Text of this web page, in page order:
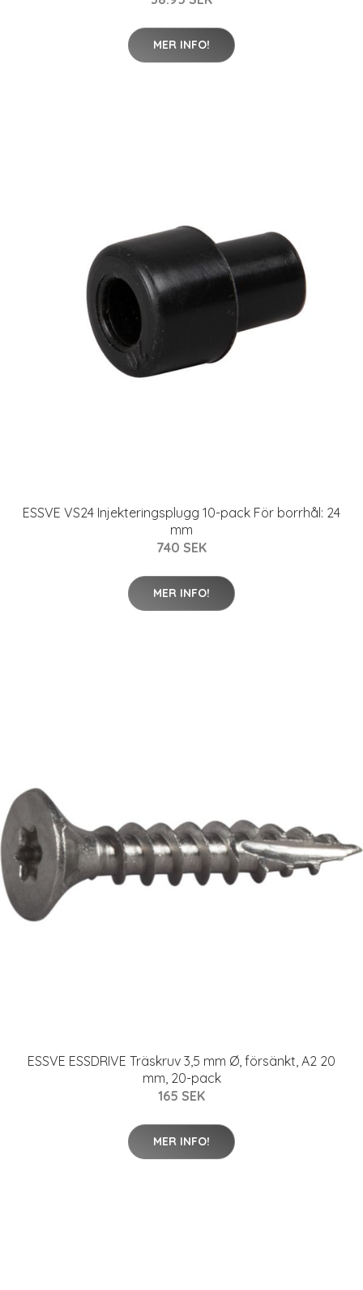
MER INFO!
ESSVE VS24 Injekteringsplugg 10-pack För borrhål: 24
mm
740 SEK
MER INFO!
ESSVE ESSDRIVE Träskruv 3,5 mm Ø, försänkt, A2 20
mm, 20-pack
165 SEK
MER INFO!